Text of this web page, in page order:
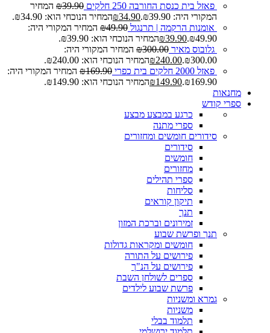
פאזל בית כנסת החורבה 250 חלקים ₪39.90
המחיר
המקורי היה: ₪39.90.
₪34.90
המחיר הנוכחי הוא: ₪34.90.
אומנות הרקמה | תרנגול
₪49.90
המחיר המקורי היה:
₪49.90.
₪39.90
המחיר הנוכחי הוא: ₪39.90.
גלובוס מאיר
₪300.00
המחיר המקורי היה:
₪300.00.
₪240.00
המחיר הנוכחי הוא: ₪240.00.
פאזל 2000 חלקים בית כפרי
₪169.90
המחיר המקורי היה:
₪169.90.
₪149.90
המחיר הנוכחי הוא: ₪149.90.
מחנאות
ספרי קודש
כרגע במבצע מבצע
ספרי מתנה
סידורים חומשים ומחזורים
סידורים
חומשים
מחזורים
ספרי תהילים
סליחות
תיקון קוראים
תנך
זמירונים וברכת המזון
תנך ופרשת שבוע
חומשים ומקראות גדולות
פירושים על התורה
פירושים על הנ"ך
ספרים לשולחן השבת
פרשת שבוע לילדים
גמרא ומשניות
משניות
תלמוד בבלי